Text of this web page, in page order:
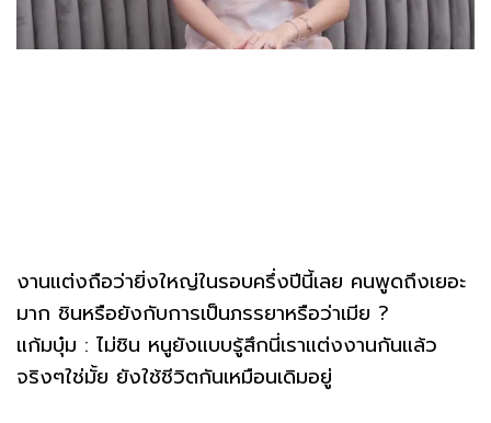
งานแต่งถือว่ายิ่งใหญ่ในรอบครึ่งปีนี้เลย คนพูดถึงเยอะ
มาก ชินหรือยังกับการเป็นภรรยาหรือว่าเมีย ?
แก้มบุ๋ม : ไม่ชิน หนูยังแบบรู้สึกนี่เราแต่งงานกันแล้ว
จริงๆใช่มั้ย ยังใช้ชีวิตกันเหมือนเดิมอยู่